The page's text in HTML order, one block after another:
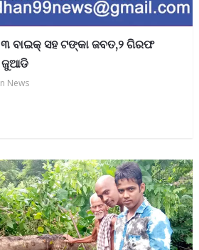
ବାଇକ୍ ସହ ଟଙ୍କା ଜବତ,୨ ଗିରଫ
ଜୁଆଡି
News